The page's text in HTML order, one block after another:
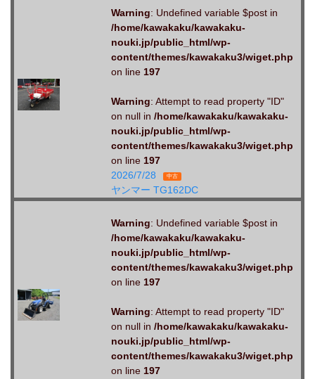
Warning: Undefined variable $post in
/home/kawakaku/kawakaku-
nouki.jp/public_html/wp-
content/themes/kawakaku3/wiget.php
on line 197
Warning: Attempt to read property "ID"
on null in /home/kawakaku/kawakaku-
nouki.jp/public_html/wp-
content/themes/kawakaku3/wiget.php
on line 197
2026/7/28
中古
ヤンマー TG162DC
Warning: Undefined variable $post in
/home/kawakaku/kawakaku-
nouki.jp/public_html/wp-
content/themes/kawakaku3/wiget.php
on line 197
Warning: Attempt to read property "ID"
on null in /home/kawakaku/kawakaku-
nouki.jp/public_html/wp-
content/themes/kawakaku3/wiget.php
on line 197